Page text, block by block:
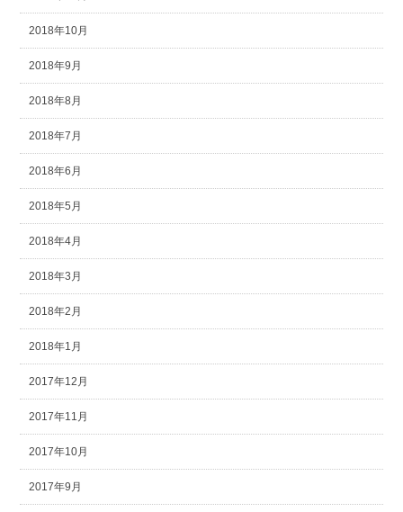
2018年10月
2018年9月
2018年8月
2018年7月
2018年6月
2018年5月
2018年4月
2018年3月
2018年2月
2018年1月
2017年12月
2017年11月
2017年10月
2017年9月